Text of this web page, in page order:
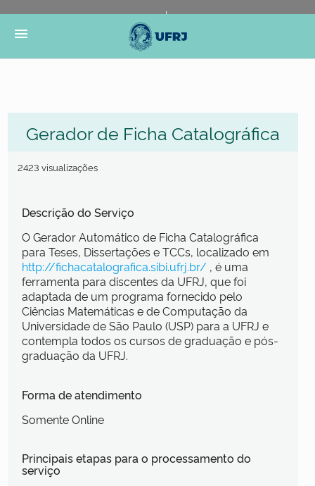
Portal do Governo Brasileiro
Governo
menu
Gerador de Ficha Catalográfica
2423 visualizações
Descrição do Serviço
O Gerador Automático de Ficha Catalográfica
para Teses, Dissertações e TCCs, localizado em
http://fichacatalografica.sibi.ufrj.br/ , é uma
ferramenta para discentes da UFRJ, que foi
adaptada de um programa fornecido pelo
Ciências Matemáticas e de Computação da
Universidade de São Paulo (USP) para a UFRJ e
contempla todos os cursos de graduação e pós-
graduação da UFRJ.
Forma de atendimento
Somente Online
Principais etapas para o processamento do
serviço